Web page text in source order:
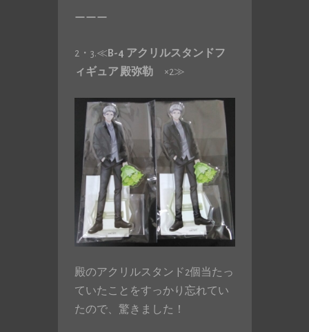
ーーー
2・3.≪ B-4 アクリルスタンドフ
ィギュア 殿弥勒×2≫
殿のアクリルスタンド2個当たっ
ていたことをすっかり忘れてい
たので、驚きました！